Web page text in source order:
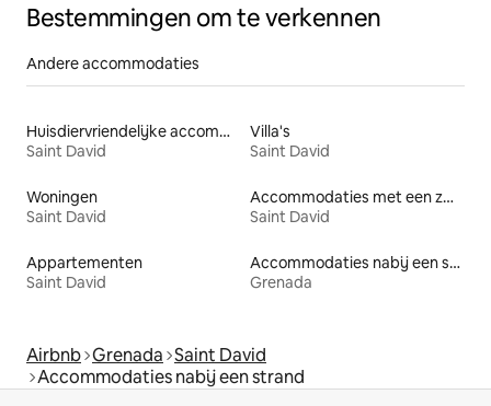
Bestemmingen om te verkennen
Andere accommodaties
Huisdiervriendelijke accommodaties
Saint David
Villa's
Saint David
Woningen
Saint David
Accommodaties met een zwembad
Saint David
Appartementen
Saint David
Accommodaties nabij een strand
Grenada
Airbnb Grenada Saint David
Accommodaties nabij een strand